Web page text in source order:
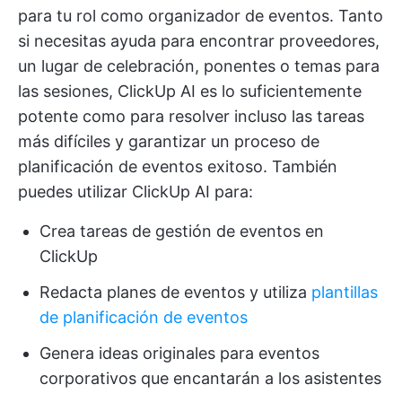
para tu rol como organizador de eventos. Tanto
si necesitas ayuda para encontrar proveedores,
un lugar de celebración, ponentes o temas para
las sesiones, ClickUp AI es lo suficientemente
potente como para resolver incluso las tareas
más difíciles y garantizar un proceso de
planificación de eventos exitoso. También
puedes utilizar ClickUp AI para:
Crea tareas de gestión de eventos en
ClickUp
Redacta planes de eventos y utiliza plantillas
de planificación de eventos
Genera ideas originales para eventos
corporativos que encantarán a los asistentes